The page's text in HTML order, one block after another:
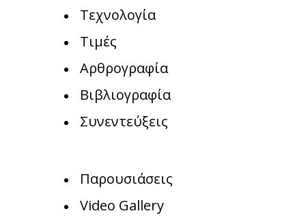
Τεχνολογία
Τιμές
Αρθρογραφία
Βιβλιογραφία
Συνεντεύξεις
Παρουσιάσεις
Video Gallery